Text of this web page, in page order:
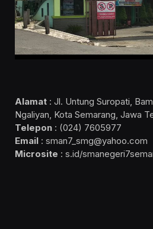
Alamat : Jl. Untung Suropati,
Ngaliyan, Kota Semarang, Jawa
Telepon : (024) 7605977
Email : sman7_smg@yahoo.com
Microsite : s.id/